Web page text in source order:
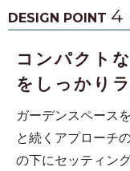
DESIGN POINT 4
コンパクト
をしっかり
ガーデンスペース
と続くアプローチ
の下にセッティン